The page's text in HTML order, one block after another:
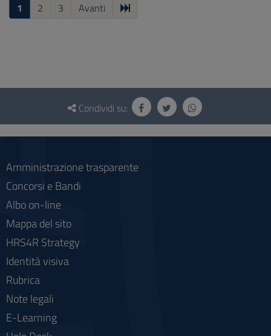
1 2 3 Avanti
Questionario
social
Condividi su:
Amministrazione trasparente
Concorsi e Bandi
Albo on-line
Mappa del sito
HRS4R Strategy
Identità visiva
Rubrica
Note legali
E-Learning